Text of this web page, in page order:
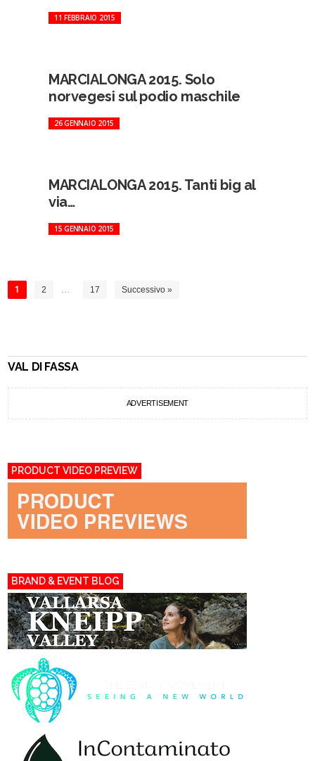
11 FEBBRAIO 2015
MARCIALONGA 2015. Solo
norvegesi sul podio maschile
26 GENNAIO 2015
MARCIALONGA 2015. Tanti big al
via…
15 GENNAIO 2015
1 2 … 17 Successivo »
VAL DI FASSA
ADVERTISEMENT
PRODUCT VIDEO PREVIEW
BRAND & EVENT BLOG